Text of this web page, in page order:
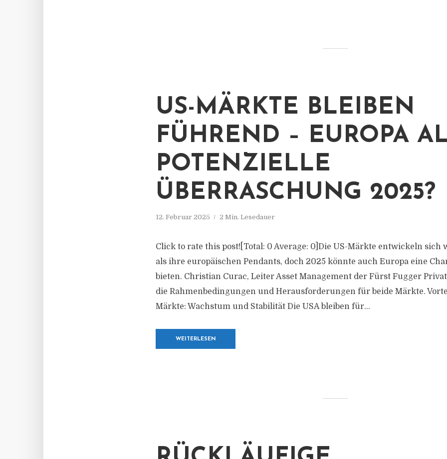
US-MÄRKTE BLEIBEN
FÜHREND – EUROPA
POTENZIELLE
ÜBERRASCHUNG 2025?
12. Februar 2025 2 Min. Lesedauer
Click to rate this post![Total: 0 Average: 0]Die US-Märkte entwickeln sich
als ihre europäischen Pendants, doch 2025 könnte auch Europa eine
bieten. Christian Curac, Leiter Asset Management der Fürst Fugger
die Rahmenbedingungen und Herausforderungen für beide Märkte.
Märkte: Wachstum und Stabilität Die USA bleiben für...
WEITERLESEN